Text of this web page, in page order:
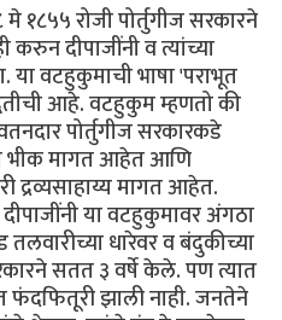
१८५५ रोजी पोर्तुगीज सरकारने
दीपाजींनी व त्यांच्या
या वटहुकुमाची भाषा 'पराभूत
आहे. वटहुकुम म्हणतो की
पोर्तुगीज सरकारकडे
भीक मागत आहेत आणि
द्रव्यसाहाय्य मागत आहेत.
या वटहुकुमावर अंगठा
धारेवर व बंदुकीच्या
सतत ३ वर्षे केले. पण त्यात
झाली नाही. जनतेने